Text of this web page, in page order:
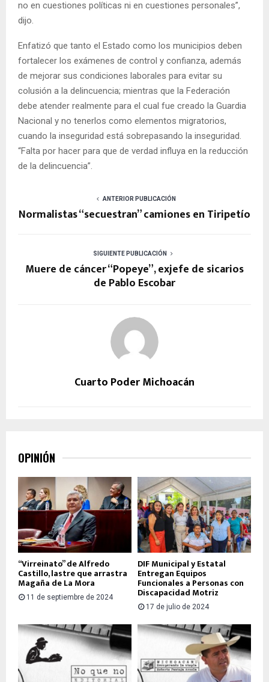
no en cuestiones políticas ni en cuestiones personales”,
dijo.
Enfatizó que tanto el Estado como los municipios deben
fortalecer los exámenes de control y confianza, además
de mejorar sus condiciones laborales para evitar su
colusión a la delincuencia; mientras que la Federación
debe atender realmente para el cual fue creado la Guardia
Nacional y no tenerlos como elementos migratorios,
cuando la inseguridad está sobrepasando la inseguridad.
“Falta por hacer para que de verdad influya en la reducción
de la delincuencia”.
ANTERIOR PUBLICACIÓN
Normalistas “secuestran” camiones en Tiripetío
SIGUIENTE PUBLICACIÓN
Muere de cáncer “Popeye”, exjefe de sicarios
de Pablo Escobar
Cuarto Poder Michoacán
OPINIÓN
“Virreinato” de Alfredo
Castillo, lastre que arrastra
Magaña de La Mora
11 de septiembre de 2024
DIF Municipal y Estatal
Entregan Equipos
Funcionales a Personas con
Discapacidad Motriz
17 de julio de 2024